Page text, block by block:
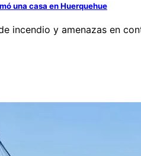
una casa en Huerquehue
incendio y amenazas en